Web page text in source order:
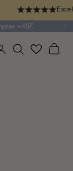
+45€
Iniciar sesión
Buscar